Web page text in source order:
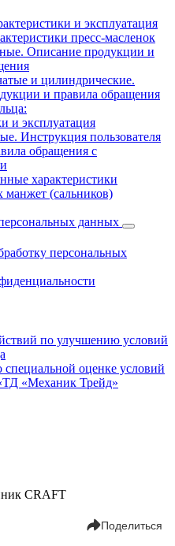
и эксплуатация
пресс‑масленок
Описание продукции и
и цилиндрические.
и правила обращения
и эксплуатация
Инструкция пользователя
обращения с
характеристики
манжет (сальников)
данных
персональных
по улучшению условий
оценке условий
«Механик Трейд»
CRAFT
Поделиться